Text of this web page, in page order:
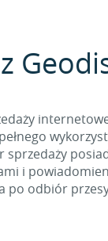
sprzedaży
i
po odbiór